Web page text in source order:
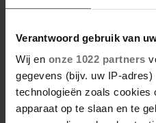
Verantwoord gebruik van
Wij en onze 1022 partners
gegevens (bijv. uw IP-adres)
technologieën zoals cookies
apparaat op te slaan en te